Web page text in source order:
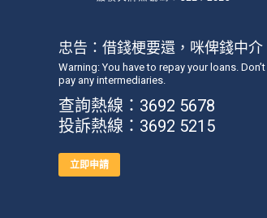
忠告：借錢梗要還，咪俾錢中介
Warning: You have to repay your loans. Don’t
pay any intermediaries.
查詢熱線：3692 5678
投訴熱線：3692 5215
立即申請